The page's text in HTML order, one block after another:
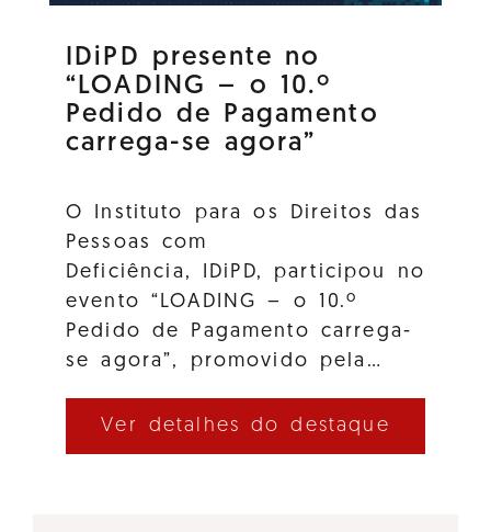
IDiPD presente no
“LOADING – o 10.º
Pedido de Pagamento
carrega-se agora”
O Instituto para os Direitos das
Pessoas com
Deficiência, IDiPD, participou no
evento “LOADING – o 10.º
Pedido de Pagamento carrega-
se agora”, promovido pela…
Ver detalhes do destaque